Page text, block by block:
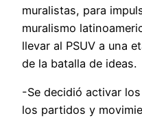
muralistas, para
muralismo
llevar al PSUV a una
de la batalla de ideas.
-Se decidió activar
los partidos y